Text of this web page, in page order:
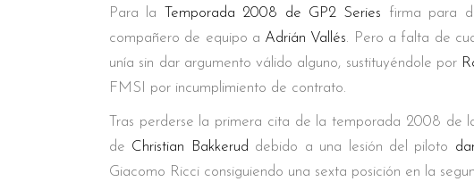
Para la Temporada 2008 de GP2 Series firma para
compañero de equipo a Adrián Vallés. Pero a falta de
unía sin dar argumento válido alguno, sustituyéndole por
FMSI por incumplimiento de contrato.
Tras perderse la primera cita de la temporada 2008
de Christian Bakkerud debido a una lesión del piloto
Giacomo Ricci consiguiendo una sexta posición en la